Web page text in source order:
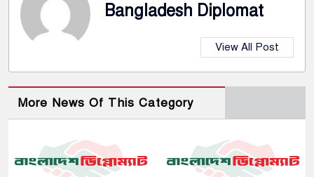
Bangladesh Diplomat
View All Post
More News Of This Category